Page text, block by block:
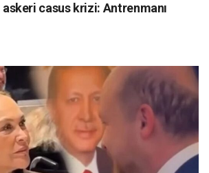
casus krizi: Antrenmanı